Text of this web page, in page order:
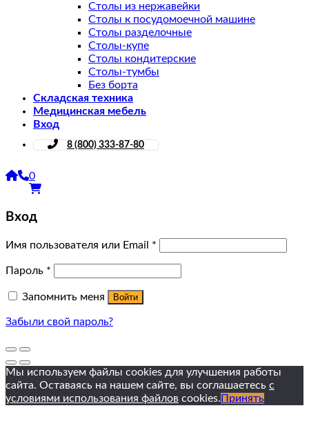
Столы из нержавейки
Столы к посудомоечной машине
Столы разделочные
Столы-купе
Столы кондитерские
Столы-тумбы
Без борта
Складская техника
Медицинская мебель
Вход
8 (800) 333-87-80
0
Вход
Имя пользователя или Email *
Пароль *
Запомнить меня Войти
Забыли свой пароль?
Мы используем файлы cookies для улучшения работы
сайта. Оставаясь на нашем сайте, вы соглашаетесь с
условиями использования файлов cookies. Принять